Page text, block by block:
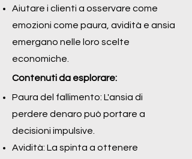
Aiutare i clienti a osservare come
emozioni come paura, avidità e ansia
emergano nelle loro scelte
economiche.
Contenuti da esplorare:
Paura del fallimento: L'ansia di
perdere denaro può portare a
decisioni impulsive.
Avidità: La spinta a ottenere